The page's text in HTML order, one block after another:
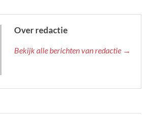
Over redactie
Bekijk alle berichten van redactie →